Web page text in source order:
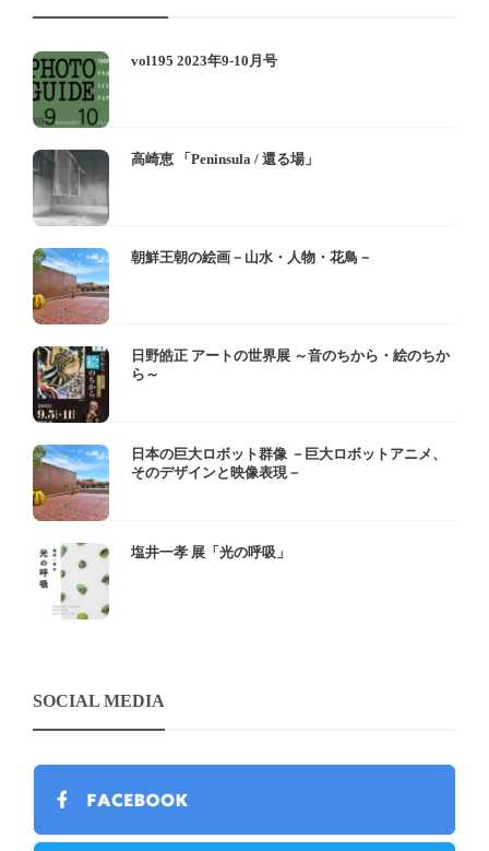
vol195 2023年9-10月号
高崎恵 「Peninsula / 還る場」
朝鮮王朝の絵画－山水・人物・花鳥－
日野皓正 アートの世界展 ～音のちから・絵のちか
ら～
日本の巨大ロボット群像 －巨大ロボットアニメ、
そのデザインと映像表現－
塩井一孝 展「光の呼吸」
SOCIAL MEDIA